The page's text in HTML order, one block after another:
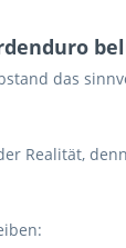
das
Realität,